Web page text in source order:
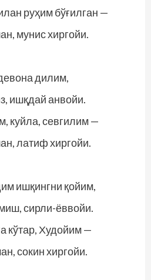
руҳим бўғилган —
мунис хиргойи.
дилим,
ишқдай анвойи.
куйла, севгилим —
латиф хиргойи.
ишқингни қойим,
сирли-ёввойи.
кўтар, Худойим —
сокин хиргойи.